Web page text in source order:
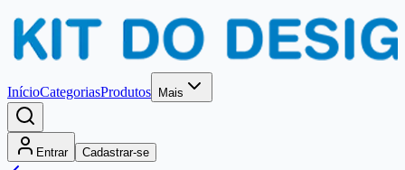
InícioCategoriasProdutos Mais
Entrar Cadastrar-se